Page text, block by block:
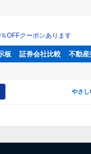
％OFFクーポンあります
板 証券会社比較 不動産
やさし